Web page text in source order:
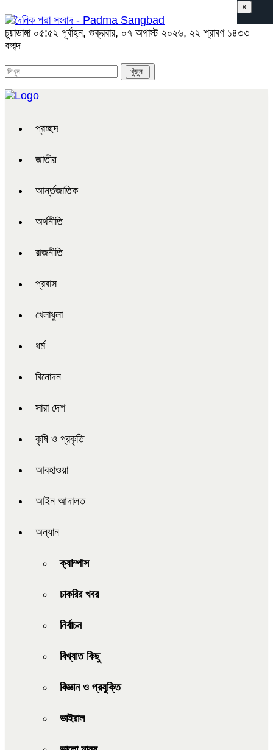
চুয়াডাঙ্গা ০৫:৫২ পূর্বাহ্ন, শুক্রবার, ০৭ অগাস্ট ২০২৬, ২২ শ্রাবণ ১৪৩৩
বঙ্গাব্দ
প্রচ্ছদ
জাতীয়
আর্ন্তজাতিক
অর্থনীতি
রাজনীতি
প্রবাস
খেলাধুলা
ধর্ম
বিনোদন
সারা দেশ
কৃষি ও প্রকৃতি
আবহাওয়া
আইন আদালত
অন্যান
ক্যাম্পাস
চাকরির খবর
নির্বাচন
বিখ্যাত কিছু
বিজ্ঞান ও প্রযুক্তি
ভাইরাল
×